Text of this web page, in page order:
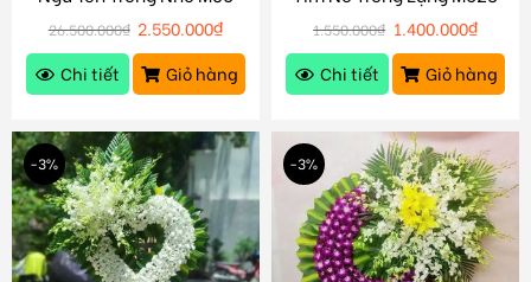
26.500.000₫ 2.550.000₫
Chi tiết
Giỏ hàng
1.550.000₫ 1.400.000₫
Chi tiết
Giỏ hàng
-3% -3%